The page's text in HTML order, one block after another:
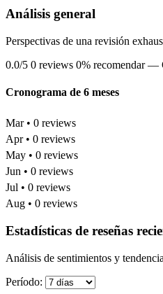
Análisis general
Perspectivas de una revisión
0.0/5 0 reviews 0% recomendar —
Cronograma de 6 meses
Mar • 0 reviews
Apr • 0 reviews
May • 0 reviews
Jun • 0 reviews
Jul • 0 reviews
Aug • 0 reviews
Estadísticas de reseñas
Análisis de sentimientos y
Período: